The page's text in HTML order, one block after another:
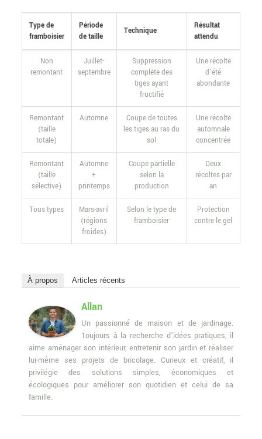
Type de
framboisier
Période
de taille
Technique
Résultat
attendu
Non
remontant
Juillet-
septembre
Suppression
complète des
tiges ayant
fructifié
Une récolte
d’été
abondante
Remontant
(taille
totale)
Automne
Coupe de toutes
les tiges au ras du
sol
Une récolte
automnale
concentrée
Remontant
(taille
sélective)
Automne
+
printemps
Coupe partielle
selon la
production
Deux
récoltes par
an
Tous types
Mars-avril
(régions
froides)
Selon le type de
framboisier
Protection
contre le gel
À propos Articles récents
Allan
Un passionné de maison et de jardinage.
Toujours à la recherche d’idées pratiques, il
aime aménager son intérieur, entretenir son jardin et réaliser
lui-même ses projets de bricolage. Curieux et créatif, il
privilégie des solutions simples, économiques et
écologiques pour améliorer son quotidien et celui de sa
famille.